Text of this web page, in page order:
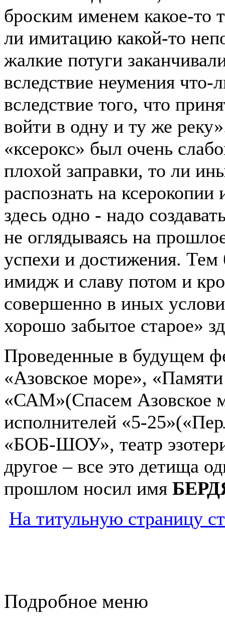
броским именем какое-то
ли имитацию какой-то
жалкие потуги
вследствие неумения что-
вследствие того, что
войти в одну и ту же
«ксерокс» был очень
плохой заправки, то ли
распознать на
здесь одно - надо
не оглядываясь на
успехи и достижения. Тем
имидж и славу потом и
совершенно в иных
хорошо забытое старое»
Проведенные в будущем
«Азовское море»,
«САМ»(Спасем Азовское
исполнителей «5-
«БОБ-ШОУ», театр
другое – все это детища
прошлом носил имя
На титульную страницу
Подробное меню